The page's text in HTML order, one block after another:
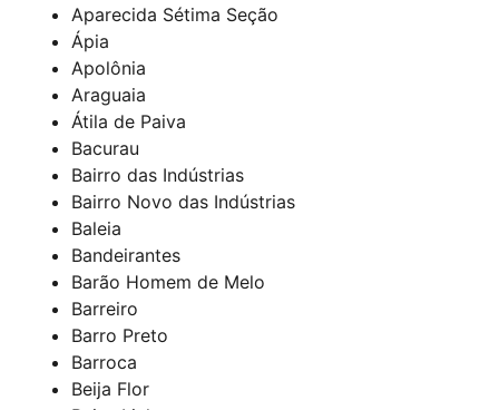
Aparecida Sétima Seção
Ápia
Apolônia
Araguaia
Átila de Paiva
Bacurau
Bairro das Indústrias
Bairro Novo das Indústrias
Baleia
Bandeirantes
Barão Homem de Melo
Barreiro
Barro Preto
Barroca
Beija Flor